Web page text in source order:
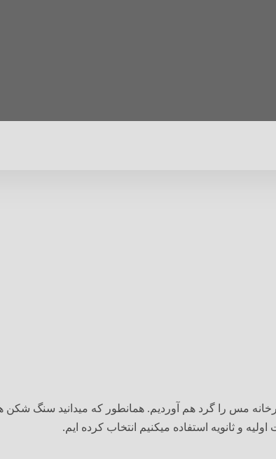
مس را گرد هم آوردیم. همانطور که میدانید سنگ
و ثانویه استفاده میکنیم انتخاب کرده ایم.